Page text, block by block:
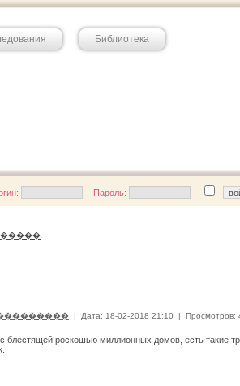
Библиотека
Пароль:
| Дата: 18-02-2018 21:10 | Просмотров:
блестящей роскошью миллионных домов, есть такие